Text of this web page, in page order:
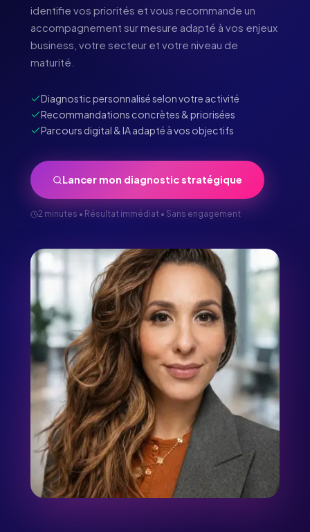
identifie vos priorités et vous recommande un
accompagnement sur mesure adapté à vos enjeux
business, votre secteur et votre niveau de
maturité.
Diagnostic personnalisé selon votre activité
Recommandations concrètes & priorisées
Parcours digital & IA adapté à vos objectifs
Lancer mon diagnostic stratégique
2 minutes • Résultat immédiat • Sans engagement